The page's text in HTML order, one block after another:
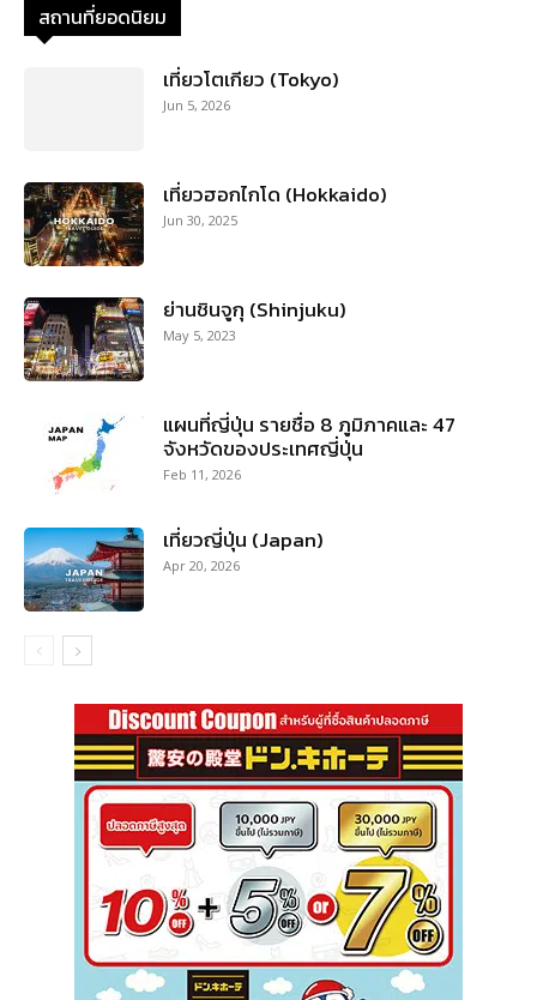
สถานที่ยอดนิยม
เที่ยวโตเกียว (Tokyo)
Jun 5, 2026
เที่ยวฮอกไกโด (Hokkaido)
Jun 30, 2025
ย่านชินจูกุ (Shinjuku)
May 5, 2023
แผนที่ญี่ปุ่น รายชื่อ 8 ภูมิภาคและ 47
จังหวัดของประเทศญี่ปุ่น
Feb 11, 2026
เที่ยวญี่ปุ่น (Japan)
Apr 20, 2026